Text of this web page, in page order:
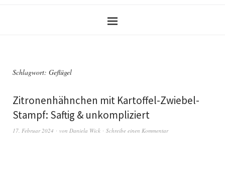
Schlagwort: Geflügel
Zitronenhähnchen mit Kartoffel-Zwiebel-
Stampf: Saftig & unkompliziert
17. Februar 2024 von Daniela Wick Schreibe einen Kommentar